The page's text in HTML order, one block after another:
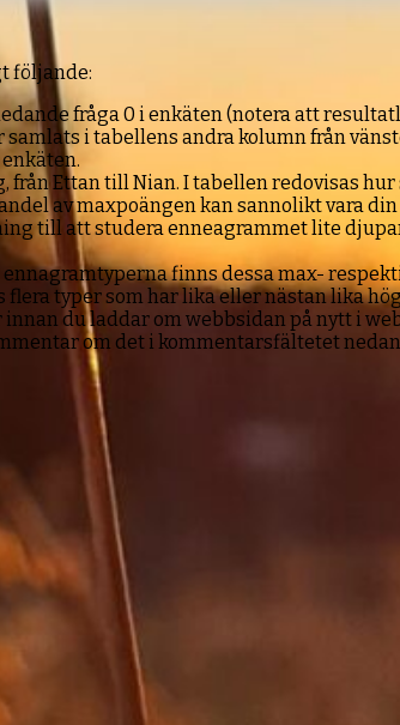
följande:
fråga 0 i enkäten (notera att
i tabellens andra kolumn från
Ettan till Nian. I tabellen redovisas
av maxpoängen kan sannolikt vara
till att studera enneagrammet lite
finns dessa max-
typer som har lika eller nästan lika
du laddar om webbsidan på nytt i
om det i kommentarsfältetet